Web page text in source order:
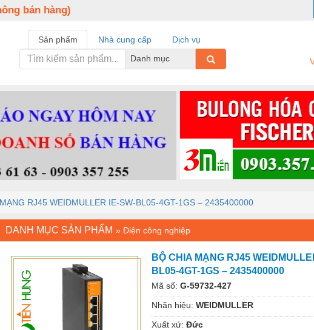
bán hàng)
Sản phẩm Nhà cung cấp
Dịch vụ
Danh mục
RJ45 WEIDMULLER IE-SW-BL05-4GT-1GS – 2435400000
DANH MỤC SẢN PHẨM » Điện công nghiệp
BỘ CHIA MẠNG RJ45
BL05-4GT-1GS – 2435400000
Mã số: G-59732-427
Nhãn hiệu: WEIDMULLER
Xuất xứ: Đức